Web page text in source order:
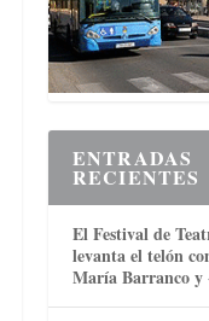
ENTRADAS
RECIENTES
El Festival de
levanta el telón
María Barranco y